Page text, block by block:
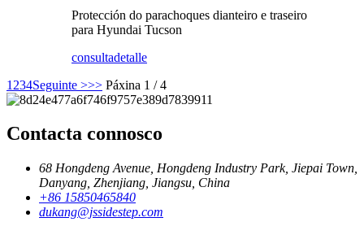
Protección do parachoques dianteiro e traseiro
para Hyundai Tucson
consultadetalle
1 234Seguinte >>> Páxina 1 / 4
Contacta connosco
68 Hongdeng Avenue, Hongdeng Industry Park, Jiepai Town,
Danyang, Zhenjiang, Jiangsu, China
+86 15850465840
dukang@jssidestep.com